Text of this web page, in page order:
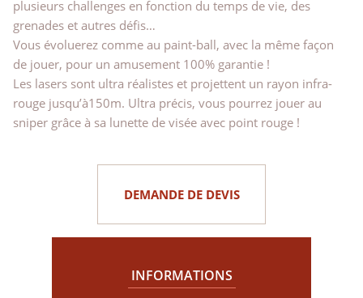
plusieurs challenges en fonction du temps de vie, des
grenades et autres défis…
Vous évoluerez comme au paint-ball, avec la même façon
de jouer, pour un amusement 100% garantie !
Les lasers sont ultra réalistes et projettent un rayon infra-
rouge jusqu’à150m. Ultra précis, vous pourrez jouer au
sniper grâce à sa lunette de visée avec point rouge !
DEMANDE DE DEVIS
INFORMATIONS